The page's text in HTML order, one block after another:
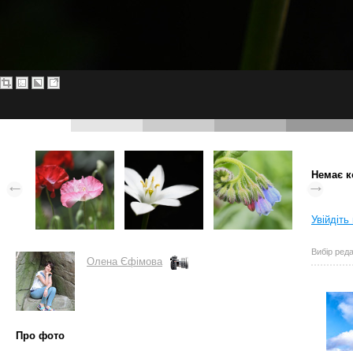
Олена Єфімова
Про фото
Немає
Вибір